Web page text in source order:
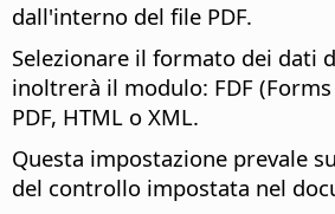
dall'interno del file PDF.
Selezionare il formato dei dati
inoltrerà il modulo: FDF
PDF, HTML o XML.
Questa impostazione prevale
del controllo impostata nel